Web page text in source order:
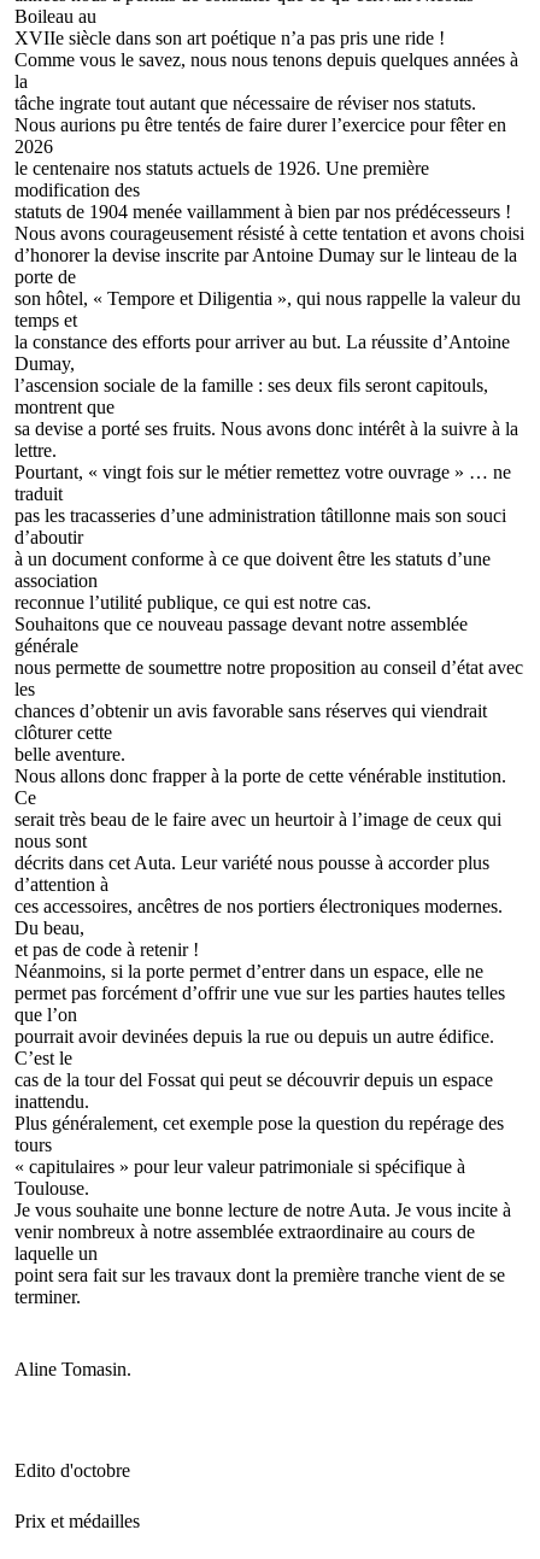
Boileau au
XVIIe siècle dans son art poétique n’a pas pris une ride !
Comme vous le savez, nous nous tenons depuis quelques années à
la
tâche ingrate tout autant que nécessaire de réviser nos statuts.
Nous aurions pu être tentés de faire durer l’exercice pour fêter en
2026
le centenaire nos statuts actuels de 1926. Une première
modification des
statuts de 1904 menée vaillamment à bien par nos prédécesseurs !
Nous avons courageusement résisté à cette tentation et avons choisi
d’honorer la devise inscrite par Antoine Dumay sur le linteau de la
porte de
son hôtel, « Tempore et Diligentia », qui nous rappelle la valeur du
temps et
la constance des efforts pour arriver au but. La réussite d’Antoine
Dumay,
l’ascension sociale de la famille : ses deux fils seront capitouls,
montrent que
sa devise a porté ses fruits. Nous avons donc intérêt à la suivre à la
lettre.
Pourtant, « vingt fois sur le métier remettez votre ouvrage » … ne
traduit
pas les tracasseries d’une administration tâtillonne mais son souci
d’aboutir
à un document conforme à ce que doivent être les statuts d’une
association
reconnue l’utilité publique, ce qui est notre cas.
Souhaitons que ce nouveau passage devant notre assemblée
générale
nous permette de soumettre notre proposition au conseil d’état avec
les
chances d’obtenir un avis favorable sans réserves qui viendrait
clôturer cette
belle aventure.
Nous allons donc frapper à la porte de cette vénérable institution.
Ce
serait très beau de le faire avec un heurtoir à l’image de ceux qui
nous sont
décrits dans cet Auta. Leur variété nous pousse à accorder plus
d’attention à
ces accessoires, ancêtres de nos portiers électroniques modernes.
Du beau,
et pas de code à retenir !
Néanmoins, si la porte permet d’entrer dans un espace, elle ne
permet pas forcément d’offrir une vue sur les parties hautes telles
que l’on
pourrait avoir devinées depuis la rue ou depuis un autre édifice.
C’est le
cas de la tour del Fossat qui peut se découvrir depuis un espace
inattendu.
Plus généralement, cet exemple pose la question du repérage des
tours
« capitulaires » pour leur valeur patrimoniale si spécifique à
Toulouse.
Je vous souhaite une bonne lecture de notre Auta. Je vous incite à
venir nombreux à notre assemblée extraordinaire au cours de
laquelle un
point sera fait sur les travaux dont la première tranche vient de se
terminer.
Aline Tomasin.
Edito d'octobre
Prix et médailles